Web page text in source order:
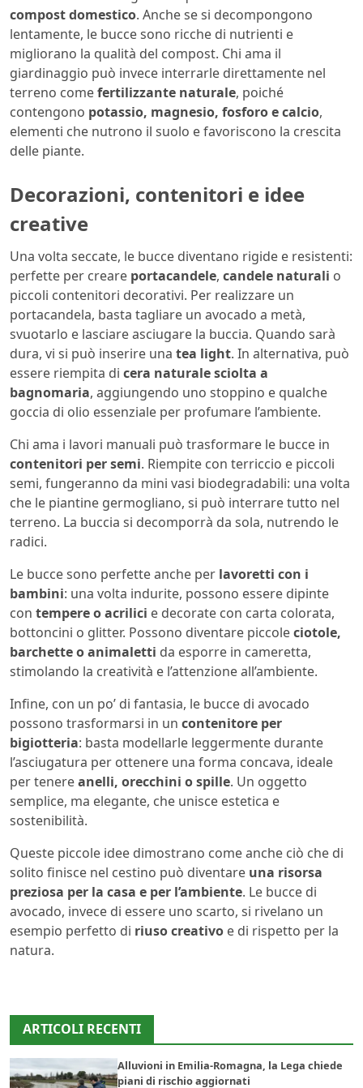
compost domestico. Anche se si decompongono
lentamente, le bucce sono ricche di nutrienti e
migliorano la qualità del compost. Chi ama il
giardinaggio può invece interrarle direttamente nel
terreno comefertilizzante naturale, poiché
contengono potassio, magnesio, fosforo e calcio,
elementi che nutrono il suolo e favoriscono la crescita
delle piante.
Decorazioni, contenitori e idee
creative
Una volta seccate, le bucce diventano rigide e resistenti:
perfette per creare portacandele, candele naturali o
piccoli contenitori decorativi. Per realizzare un
portacandela, basta tagliare un avocado a metà,
svuotarlo e lasciare asciugare la buccia. Quando sarà
dura, vi si può inserire una tea light. In alternativa, può
essere riempita di cera naturale sciolta a
bagnomaria, aggiungendo uno stoppino e qualche
goccia di olio essenziale per profumare l’ambiente.
Chi ama i lavori manuali può trasformare le bucce in
contenitori per semi. Riempite con terriccio e piccoli
semi, fungeranno da mini vasi biodegradabili: una volta
che le piantine germogliano, si può interrare tutto nel
terreno. La buccia si decomporrà da sola, nutrendo le
radici.
Le bucce sono perfette anche per lavoretti con i
bambini: una volta indurite, possono essere dipinte
con tempere o acrilici e decorate con carta colorata,
bottoncini o glitter. Possono diventare piccoleciotole,
barchette o animaletti da esporre in cameretta,
stimolando la creatività e l’attenzione all’ambiente.
Infine, con un po’ di fantasia, le bucce di avocado
possono trasformarsi in un contenitore per
bigiotteria: basta modellarle leggermente durante
l’asciugatura per ottenere una forma concava, ideale
per tenereanelli, orecchini o spille. Un oggetto
semplice, ma elegante, che unisce estetica e
sostenibilità.
Queste piccole idee dimostrano come anche ciò che di
solito finisce nel cestino può diventare una risorsa
preziosa per la casa e per l’ambiente. Le bucce di
avocado, invece di essere uno scarto, si rivelano un
esempio perfetto di riuso creativo e di rispetto per la
natura.
ARTICOLI RECENTI
Alluvioni in Emilia-Romagna, la Lega chiede
piani di rischio aggiornati